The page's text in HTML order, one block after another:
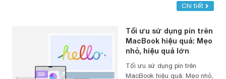
Chi tiết
Tối ưu sử dụng pin trên
MacBook hiệu quả: Mẹo
nhỏ, hiệu quả lớn
Tối ưu sử dụng pin trên
MacBook hiệu quả: Mẹo nhỏ,